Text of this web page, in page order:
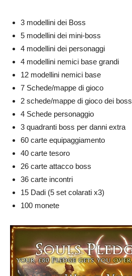
3 modellini dei Boss
5 modellini dei mini-boss
4 modellini dei personaggi
4 modellini nemici base grandi
12 modellini nemici base
7 Schede/mappe di gioco
2 schede/mappe di gioco dei boss
4 Schede personaggio
3 quadranti boss per danni extra
60 carte equipaggiamento
40 carte tesoro
26 carte attacco boss
36 carte incontri
15 Dadi (5 set colarati x3)
100 monete